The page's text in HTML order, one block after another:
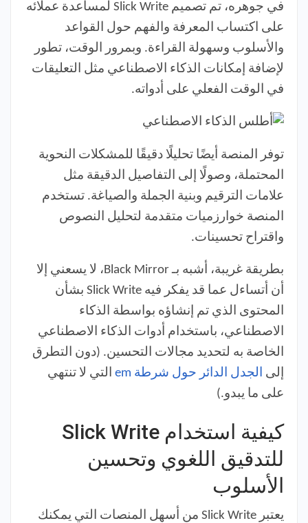
في جوهره، تم تصميم Slick Write لمساعدة عملائه
على اكتساب المعرفة والفهم حول القواعد
والأسلوب وسهولة القراءة. وبمرور الوقت، تطور
لإضافة إمكانات الذكاء الاصطناعي مثل التعليقات
في الوقت الفعلي على أدواته.
توفر المنصة أيضًا تحليلًا دقيقًا للمشكلات النحوية
المحتملة، وصولًا إلى التفاصيل الدقيقة مثل
علامات الترقيم وبنية الجملة والصياغة. تستخدم
المنصة خوارزميات متقدمة لتحليل النصوص
واقتراح تحسينات.
بطريقة غريبة، أشبه بـ Black Mirror، لا يسعني إلا
أن أتساءل عما قد يفكر فيه Slick Write بشأن
المحتوى الذي تم إنشاؤه بواسطة الذكاء
الاصطناعي، باستخدام أدوات الذكاء الاصطناعي
الخاصة به لتحديد مجالات التحسين. (دون التطرق
إلى
الجدل الدائر حول شرطة em
التي لا تنتهي
على ما يبدو.)
كيفية استخدام Slick Write
للتدقيق اللغوي وتحسين
الأسلوب
يعتبر Slick Write من أسهل المنصات التي يمكنك